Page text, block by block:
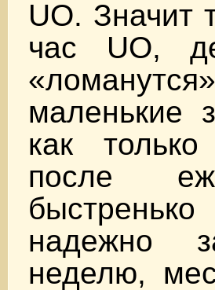
UO. Значит
час UO,
маленькие
как
после
надежно
неделю,